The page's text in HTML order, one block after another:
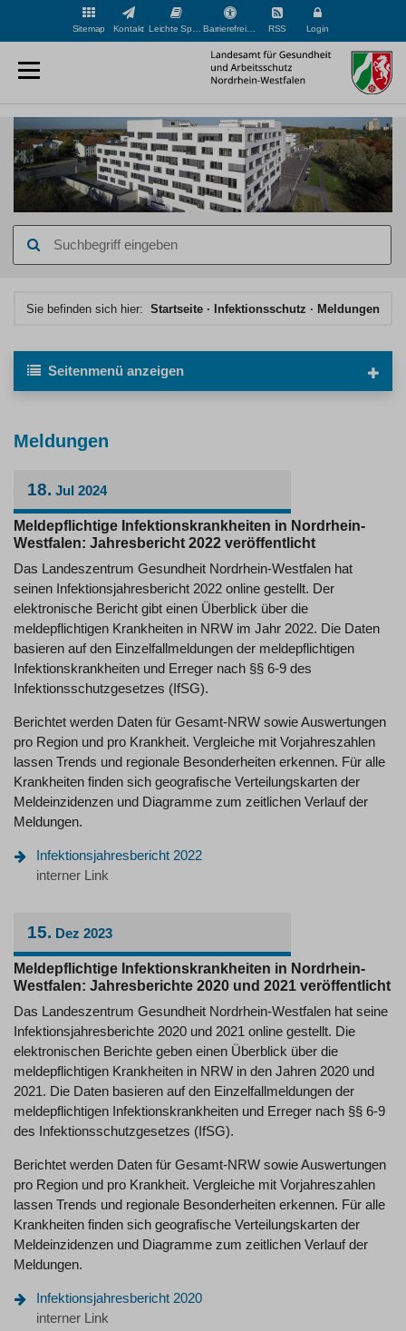
Sitemap Kontakt Barrierefreiheit RSS Login
eingeben
Sie befinden sich hier: Startseite Infektionsschutz Meldungen
Seitenmenü anzeigen
Meldungen
18. Jul 2024
Meldepflichtige Infektionskrankheiten in Nordrhein-
Westfalen: Jahresbericht 2022 veröffentlicht
Das Landeszentrum Gesundheit Nordrhein-Westfalen hat
seinen Infektionsjahresbericht 2022 online gestellt. Der
elektronische Bericht gibt einen Überblick über die
meldepflichtigen Krankheiten in NRW im Jahr 2022. Die Daten
basieren auf den Einzelfallmeldungen der meldepflichtigen
Infektionskrankheiten und Erreger nach §§ 6-9 des
Infektionsschutzgesetzes (IfSG).
Berichtet werden Daten für Gesamt-NRW sowie Auswertungen
pro Region und pro Krankheit. Vergleiche mit Vorjahreszahlen
lassen Trends und regionale Besonderheiten erkennen. Für alle
Krankheiten finden sich geografische Verteilungskarten der
Meldeinzidenzen und Diagramme zum zeitlichen Verlauf der
Meldungen.
Infektionsjahresbericht 2022
interner Link
15. Dez 2023
Meldepflichtige Infektionskrankheiten in Nordrhein-
Westfalen: Jahresberichte 2020 und 2021 veröffentlicht
Das Landeszentrum Gesundheit Nordrhein-Westfalen hat seine
Infektionsjahresberichte 2020 und 2021 online gestellt. Die
elektronischen Berichte geben einen Überblick über die
meldepflichtigen Krankheiten in NRW in den Jahren 2020 und
2021. Die Daten basieren auf den Einzelfallmeldungen der
meldepflichtigen Infektionskrankheiten und Erreger nach §§ 6-9
des Infektionsschutzgesetzes (IfSG).
Berichtet werden Daten für Gesamt-NRW sowie Auswertungen
pro Region und pro Krankheit. Vergleiche mit Vorjahreszahlen
lassen Trends und regionale Besonderheiten erkennen. Für alle
Krankheiten finden sich geografische Verteilungskarten der
Meldeinzidenzen und Diagramme zum zeitlichen Verlauf der
Meldungen.
Infektionsjahresbericht 2020
interner Link